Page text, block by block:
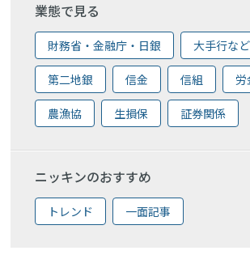
業態で見る
財務省・金融庁・日銀 大手行など
第二地銀 信金 信組 労
農漁協 生損保 証券関係
ニッキンのおすすめ
トレンド 一面記事